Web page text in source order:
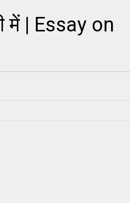
में | Essay on